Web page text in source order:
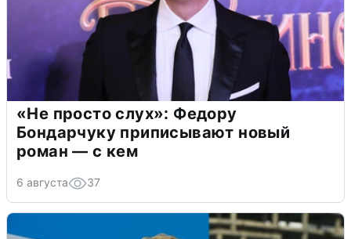
«Не просто слух»: Федору
Бондарчуку приписывают новый
роман — с кем
6 августа 37